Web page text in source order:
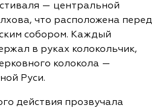
— центральной
что расположена перед
собором. Каждый
в руках колокольчик,
колокола —
Руси.
действия прозвучала